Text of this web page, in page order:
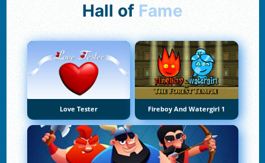
Hall of Fame
Love Tester Fireboy And Watergirl 1